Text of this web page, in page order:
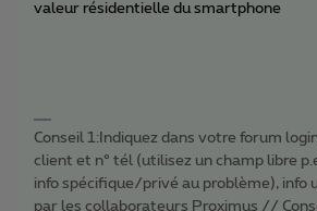
valeur résidentielle du smartphone
Conseil 1:Indiquez dans votre forum
client et n° tél (utilisez un champ libre
info spécifique/privé au problème), info
par les collaborateurs Proximus //